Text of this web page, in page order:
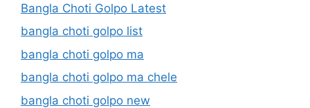
Bangla Choti Golpo Latest
bangla choti golpo list
bangla choti golpo ma
bangla choti golpo ma chele
bangla choti golpo new